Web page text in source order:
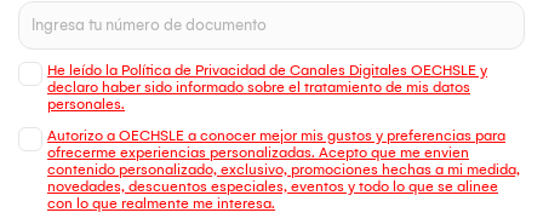
He leído la Política de Privacidad de Canales Digitales OECHSLE y
declaro haber sido informado sobre el tratamiento de mis datos
personales.
Autorizo a OECHSLE a conocer mejor mis gustos y preferencias para
ofrecerme experiencias personalizadas. Acepto que me envien
contenido personalizado, exclusivo, promociones hechas a mi medida,
novedades, descuentos especiales, eventos y todo lo que se alinee
con lo que realmente me interesa.